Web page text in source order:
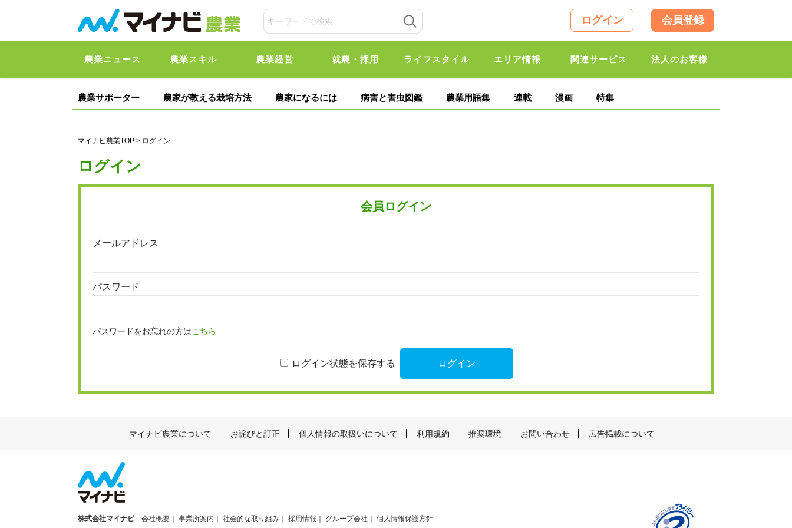
ログイン 会員登録
農業ニュース 農業スキル 農業経営 就農・採用 ライフスタイル エリア情報 関連サービス 法人のお客様
農業サポーター 農家が教える栽培方法 農家になるには 病害と害虫図鑑 農業用語集 連載 漫画 特集
マイナビ農業TOP > ログイン
ログイン
会員ログイン
メールアドレス
パスワード
パスワードをお忘れの方はこちら
ログイン状態を保存する
マイナビ農業について お詫びと訂正 個人情報の取扱いについて 利用規約 推奨環境 お問い合わせ 広告掲載について
株式会社マイナビ 会社概要 事業所案内 社会的な取り組み 採用情報 グループ会社 個人情報保護方針